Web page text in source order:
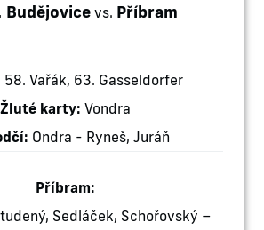
Budějovicevs. Příbram
58. Vařák, 63. Gasseldorfer
Žluté karty: Vondra
Ondra - Ryneš, Juráň
Příbram:
Sedláček, Schořovský –